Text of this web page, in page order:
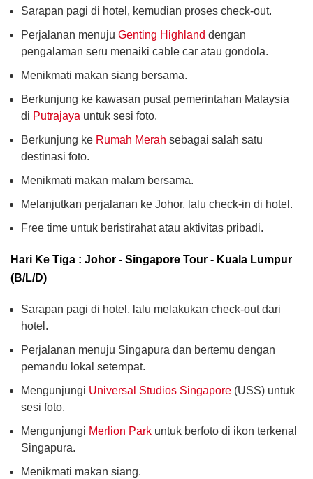
Sarapan pagi di hotel, kemudian proses check-out.
Perjalanan menuju Genting Highland dengan
pengalaman seru menaiki cable car atau gondola.
Menikmati makan siang bersama.
Berkunjung ke kawasan pusat pemerintahan Malaysia
di Putrajaya untuk sesi foto.
Berkunjung ke Rumah Merah sebagai salah satu
destinasi foto.
Menikmati makan malam bersama.
Melanjutkan perjalanan ke Johor, lalu check-in di hotel.
Free time untuk beristirahat atau aktivitas pribadi.
Hari Ke Tiga : Johor - Singapore Tour - Kuala Lumpur
(B/L/D)
Sarapan pagi di hotel, lalu melakukan check-out dari
hotel.
Perjalanan menuju Singapura dan bertemu dengan
pemandu lokal setempat.
Mengunjungi Universal Studios Singapore (USS) untuk
sesi foto.
Mengunjungi Merlion Park untuk berfoto di ikon terkenal
Singapura.
Menikmati makan siang.